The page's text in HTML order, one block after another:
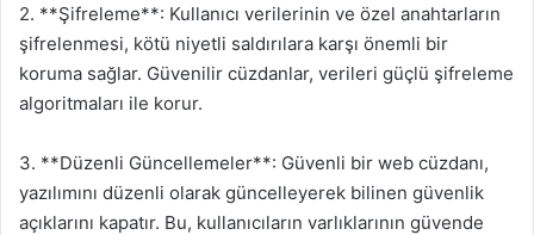
2. **Şifreleme**: Kullanıcı verilerinin ve özel anahtarların
şifrelenmesi, kötü niyetli saldırılara karşı önemli bir
koruma sağlar. Güvenilir cüzdanlar, verileri güçlü şifreleme
algoritmaları ile korur.
3. **Düzenli Güncellemeler**: Güvenli bir web cüzdanı,
yazılımını düzenli olarak güncelleyerek bilinen güvenlik
açıklarını kapatır. Bu, kullanıcıların varlıklarının güvende